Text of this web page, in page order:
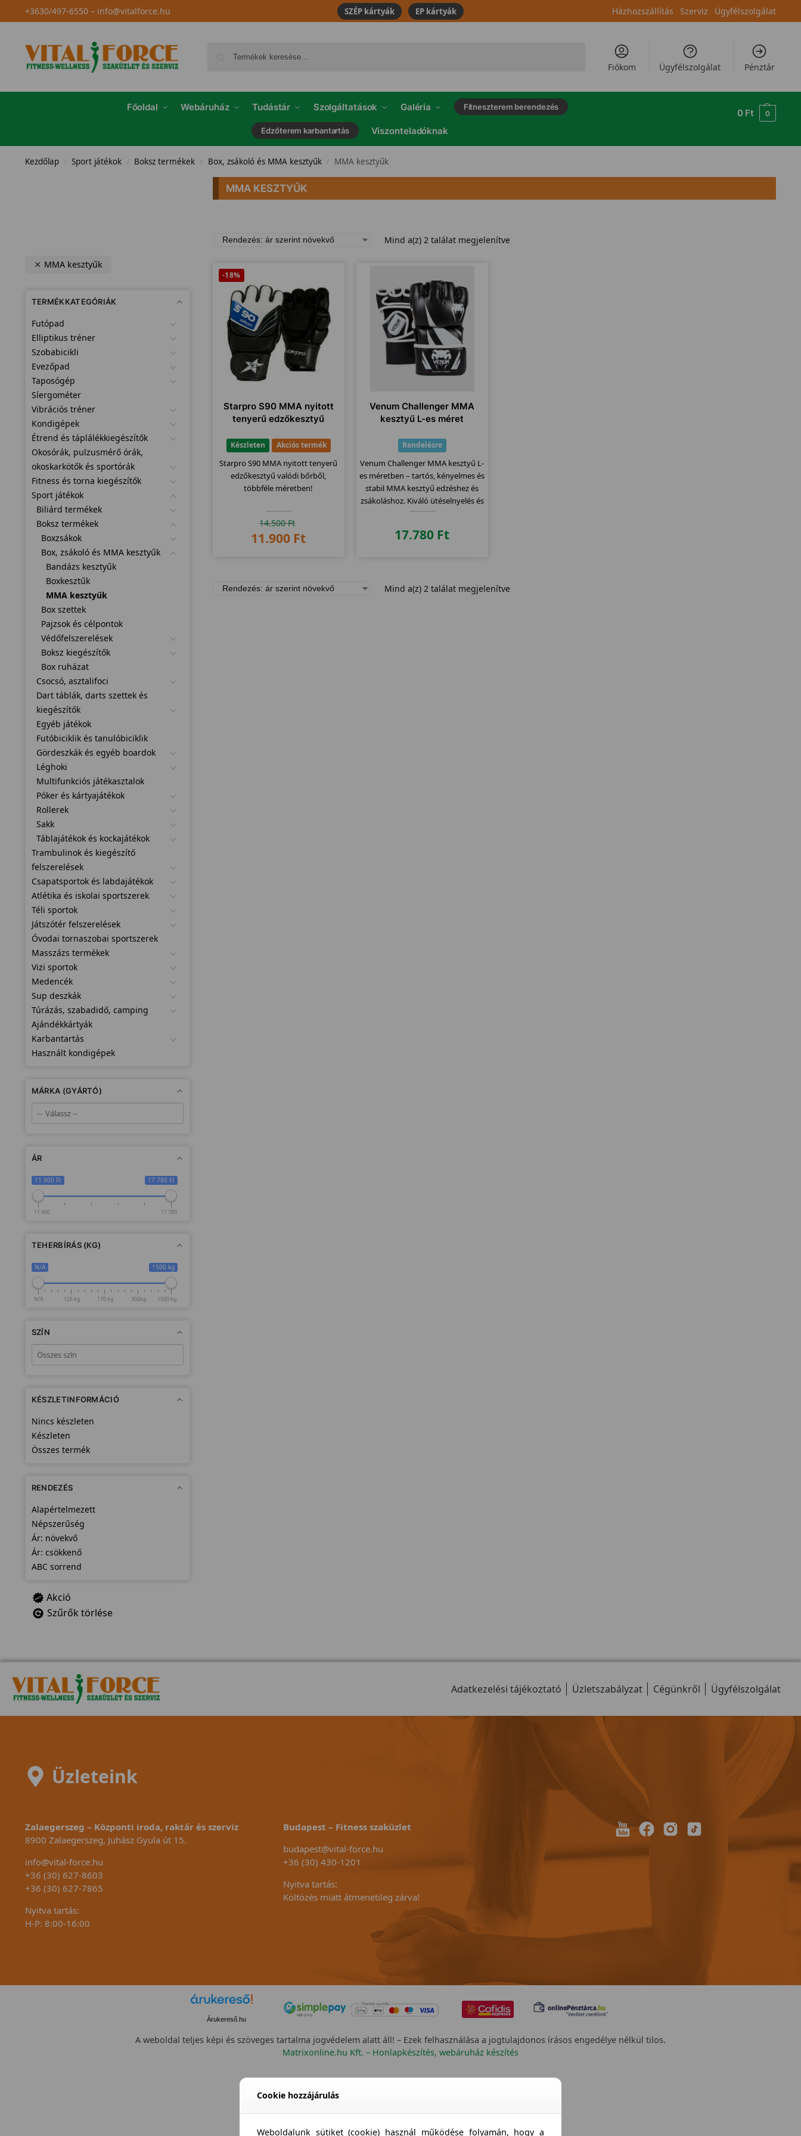
+3630/497-6550– info@vitalforce.hu SZÉP kártyák EP kártyák Házhozszállítás Szerviz Ügyfélszolgálat
Fiókom Ügyfélszolgálat Pénztár
Főoldal Webáruház Tudástár Szolgáltatások Galéria Fitneszterem berendezés
Edzőterem karbantartás Viszonteladóknak
0 Ft 0
Kezdőlap / Sport játékok / Boksz termékek / Box, zsákoló és MMA kesztyűk / MMA kesztyűk
MMA KESZTYŰK
Mind a(z) 2 találat megjelenítve
-18%
Starpro S90 MMA nyitott
tenyerű edzőkesztyű
Készleten Akciós termék
Starpro S90 MMA nyitott tenyerű
edzőkesztyű valódi bőrből,
többféle méretben!
14.500Ft
11.900 Ft
Venum Challenger MMA
kesztyű L-es méret
Rendelésre
Venum Challenger MMA kesztyű L-
es méretben – tartós, kényelmes és
stabil MMA kesztyű edzéshez és
zsákoláshoz. Kiváló ütéselnyelés és
17.780 Ft
Mind a(z) 2 találat megjelenítve
MMA kesztyűk
TERMÉKKATEGÓRIÁK
Futópad
Elliptikus tréner
Szobabicikli
Evezőpad
Taposógép
Síergométer
Vibrációs tréner
Kondigépek
Étrend és táplálékkiegészítők
Okosórák, pulzusmérő órák,
okoskarkötők és sportórák
Fitness és torna kiegészítők
Sport játékok
Biliárd termékek
Boksz termékek
Boxzsákok
Box, zsákoló és MMA kesztyűk
Bandázs kesztyűk
Boxkesztűk
MMA kesztyűk
Box szettek
Pajzsok és célpontok
Védőfelszerelések
Boksz kiegészítők
Box ruházat
Csocsó, asztalifoci
Dart táblák, darts szettek és
kiegészítők
Egyéb játékok
Futóbiciklik és tanulóbiciklik
Gördeszkák és egyéb boardok
Léghoki
Multifunkciós játékasztalok
Póker és kártyajátékok
Rollerek
Sakk
Táblajátékok és kockajátékok
Trambulinok és kiegészítő
felszerelések
Csapatsportok és labdajátékok
Atlétika és iskolai sportszerek
Téli sportok
Játszótér felszerelések
Óvodai tornaszobai sportszerek
Masszázs termékek
Vizi sportok
Medencék
Sup deszkák
Túrázás, szabadidő, camping
Ajándékkártyák
Karbantartás
Használt kondigépek
MÁRKA (GYÁRTÓ)
ÁR
11 900 Ft 17 780 Ft
11 900 17 780
TEHERBÍRÁS (KG)
N/A 1500 kg
N/A 125 kg 170 kg 300kg 1500 kg
SZÍN
KÉSZLETINFORMÁCIÓ
Nincs készleten
Készleten
Összes termék
RENDEZÉS
Alapértelmezett
Népszerűség
Ár: növekvő
Ár: csökkenő
ABC sorrend
Akció
Szűrők törlése
Adatkezelési tájékoztató Üzletszabályzat Cégünkről Ügyfélszolgálat
Üzleteink
Zalaegerszeg – Központi iroda, raktár és szerviz
8900 Zalaegerszeg, Juhász Gyula út 15.
info@vital-force.hu
+36 (30) 627-8603
+36 (30) 627-7865
Nyitva tartás:
H-P: 8:00-16:00
Budapest – Fitness szaküzlet
budapest@vital-force.hu
+36 (30) 430-1201
Nyitva tartás:
Költözés miatt átmenetileg zárva!
Árukereső.hu
A weboldal teljes képi és szöveges tartalma jogvédelem alatt áll! – Ezek felhasználása a jogtulajdonos írásos engedélye nélkül tilos.
Matrixonline.hu Kft. – Honlapkészítés, webáruház készítés
Cookie hozzájárulás
Weboldalunk sütiket (cookie) használ működése folyamán, hogy a